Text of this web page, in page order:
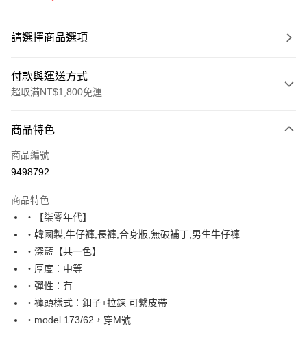
請選擇商品選項
付款與運送方式
超取滿NT$1,800免運
信用卡一次付款
超商取貨付款
Apple Pay
街口支付
悠遊付
Google Pay
AFTEE先享後付
商品特色
商品編號
9498792
商品特色
‧【柒零年代】
‧韓國製,牛仔褲,長褲,合身版,無破補丁,男生牛仔褲
‧深藍【共一色】
‧厚度：中等
‧彈性：有
‧褲頭樣式：釦子+拉鍊 可繫皮帶
‧model 173/62，穿M號